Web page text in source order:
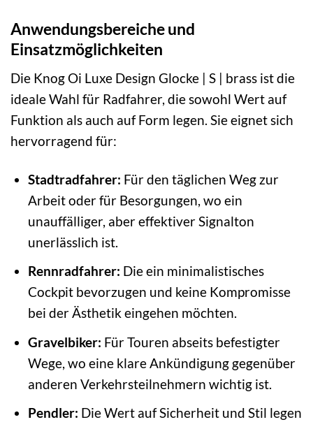
Anwendungsbereiche und
Einsatzmöglichkeiten
Die Knog Oi Luxe Design Glocke | S | brass ist die
ideale Wahl für Radfahrer, die sowohl Wert auf
Funktion als auch auf Form legen. Sie eignet sich
hervorragend für:
Stadtradfahrer: Für den täglichen Weg zur
Arbeit oder für Besorgungen, wo ein
unauffälliger, aber effektiver Signalton
unerlässlich ist.
Rennradfahrer: Die ein minimalistisches
Cockpit bevorzugen und keine Kompromisse
bei der Ästhetik eingehen möchten.
Gravelbiker: Für Touren abseits befestigter
Wege, wo eine klare Ankündigung gegenüber
anderen Verkehrsteilnehmern wichtig ist.
Pendler: Die Wert auf Sicherheit und Stil legen